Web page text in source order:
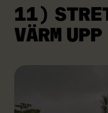
11)
VÄRM UPP